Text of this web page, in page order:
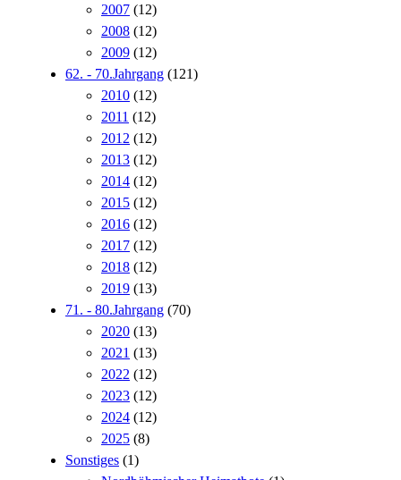
2007 (12)
2008 (12)
2009 (12)
62. - 70.Jahrgang (121)
2010 (12)
2011 (12)
2012 (12)
2013 (12)
2014 (12)
2015 (12)
2016 (12)
2017 (12)
2018 (12)
2019 (13)
71. - 80.Jahrgang (70)
2020 (13)
2021 (13)
2022 (12)
2023 (12)
2024 (12)
2025 (8)
Sonstiges (1)